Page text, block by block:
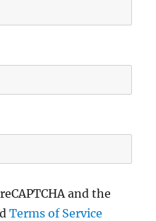
and the
Terms of Service